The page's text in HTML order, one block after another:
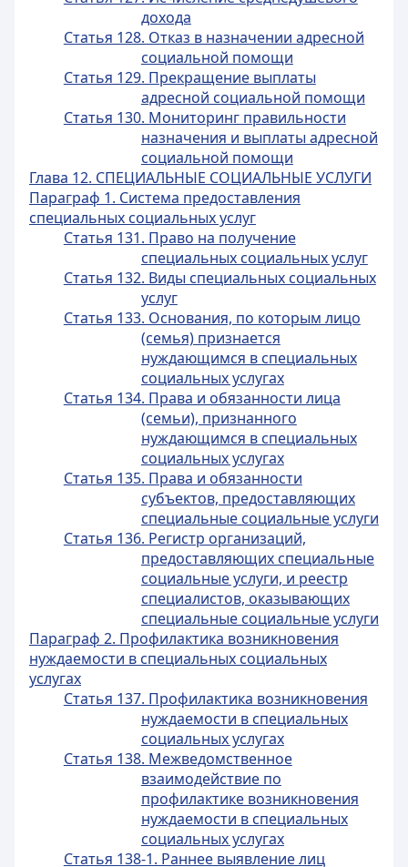
дохода
Статья 128. Отказ в назначении адресной
социальной помощи
Статья 129. Прекращение выплаты
адресной социальной помощи
Статья 130. Мониторинг правильности
назначения и выплаты адресной
социальной помощи
Глава 12. СПЕЦИАЛЬНЫЕ СОЦИАЛЬНЫЕ УСЛУГИ
Параграф 1. Система предоставления
специальных социальных услуг
Статья 131. Право на получение
специальных социальных услуг
Статья 132. Виды специальных социальных
услуг
Статья 133. Основания, по которым лицо
(семья) признается
нуждающимся в специальных
социальных услугах
Статья 134. Права и обязанности лица
(семьи), признанного
нуждающимся в специальных
социальных услугах
Статья 135. Права и обязанности
субъектов, предоставляющих
специальные социальные услуги
Статья 136. Регистр организаций,
предоставляющих специальные
социальные услуги, и реестр
специалистов, оказывающих
специальные социальные услуги
Параграф 2. Профилактика возникновения
нуждаемости в специальных социальных
услугах
Статья 137. Профилактика возникновения
нуждаемости в специальных
социальных услугах
Статья 138. Межведомственное
взаимодействие по
профилактике возникновения
нуждаемости в специальных
социальных услугах
Статья 138-1. Раннее выявление лиц